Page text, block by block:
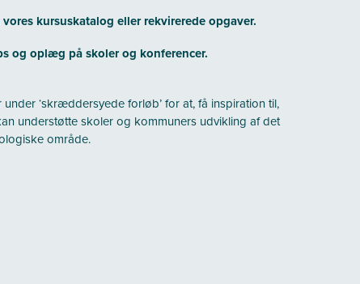
vores kursuskatalog eller rekvirerede opgaver.
og oplæg på skoler og konferencer.
under ‘skræddersyede forløb’ for at, få inspiration til,
understøtte skoler og kommuners udvikling af det
område.